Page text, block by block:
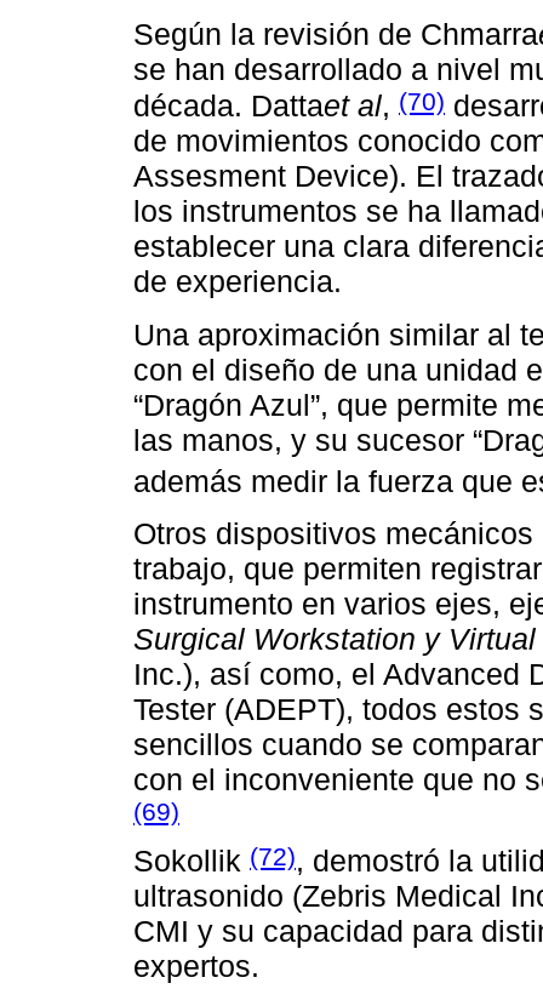
Según la revisión de Chmarra
se han desarrollado a nivel
década. Dattaet al, (70)
de movimientos conocido
Assesment Device). El
los instrumentos se ha
establecer una clara
de experiencia.
Una aproximación similar al
con el diseño de una unidad
“Dragón Azul”, que permite
las manos, y su sucesor
además medir la fuerza que
Otros dispositivos
trabajo, que permiten
instrumento en varios ejes,
Surgical Workstation y
Inc.), así como, el Advanced
Tester (ADEPT), todos estos
sencillos cuando se
con el inconveniente que no
(69)
Sokollik (72), demostró la
ultrasonido (Zebris Medical
CMI y su capacidad para
expertos.